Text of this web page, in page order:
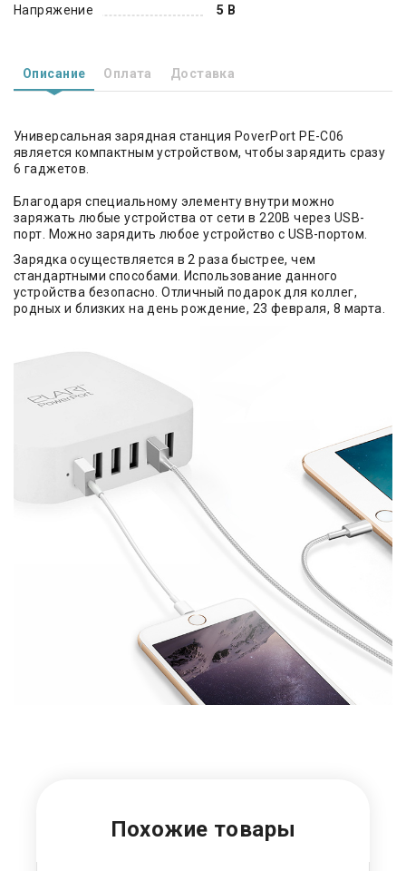
Напряжение
5 В
Описание Оплата Доставка
Универсальная зарядная станция PoverPort PE-C06
является компактным устройством, чтобы зарядить сразу
6 гаджетов.
Благодаря специальному элементу внутри можно
заряжать любые устройства от сети в 220В через USB-
порт. Можно зарядить любое устройство с USB-портом.
Зарядка осуществляется в 2 раза быстрее, чем
стандартными способами. Использование данного
устройства безопасно. Отличный подарок для коллег,
родных и близких на день рождение, 23 февраля, 8 марта.
Похожие товары